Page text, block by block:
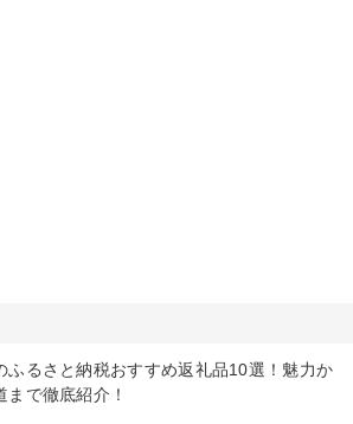
ふるさと納税おすすめ返礼品10選！魅力か
まで徹底紹介！